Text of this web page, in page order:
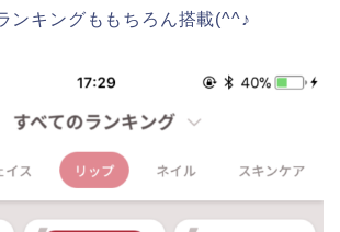
ンキングももちろん搭載(^^♪